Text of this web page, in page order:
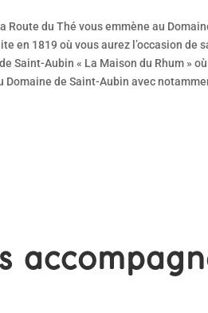
du Thé vous emmène au
en 1819 où vous aurez l’occasion
Saint-Aubin « La Maison du Rhum »
de Saint-Aubin avec